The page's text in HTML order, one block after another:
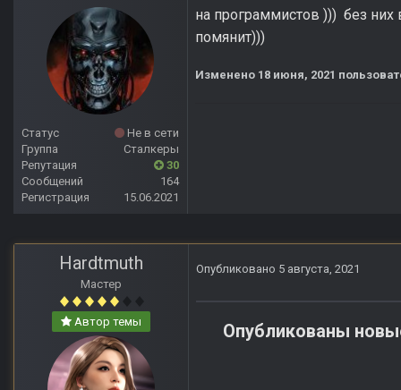
Статус
Не в сети
Группа
Сталкеры
Репутация
30
Сообщений
164
Регистрация
15.06.2021
на программистов ))) без них
помянит)))
Изменено 18 июня, 2021
Hardtmuth
Мастер
Автор темы
Опубликовано 5 августа, 2021
Опубликованы